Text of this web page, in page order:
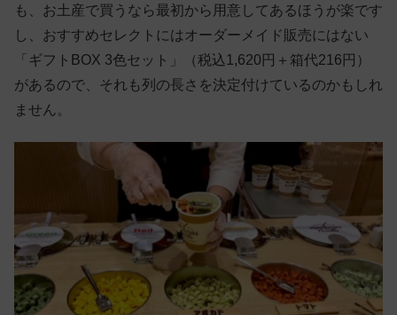
も、お土産で買うなら最初から用意してあるほうが楽です
し、おすすめセレクトにはオーダーメイド販売にはない
「ギフトBOX 3色セット」（税込1,620円＋箱代216円）
があるので、それも列の長さを決定付けているのかもしれ
ません。